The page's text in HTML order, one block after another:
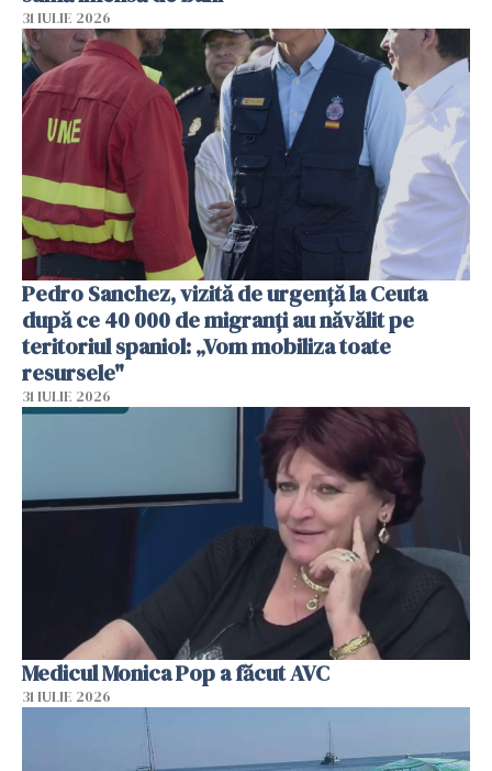
31 IULIE 2026
Pedro Sanchez, vizită de urgență la Ceuta
după ce 40 000 de migranți au năvălit pe
teritoriul spaniol: „Vom mobiliza toate
resursele"
31 IULIE 2026
Medicul Monica Pop a făcut AVC
31 IULIE 2026